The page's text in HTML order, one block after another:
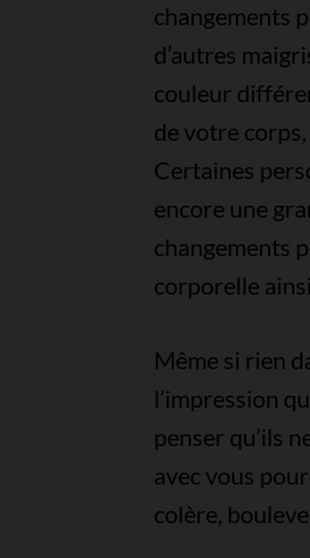
changements
d’autres
couleur
de votre
Certaines
encore une
changements
corporelle
Même si rien
l’impression
penser qu’ils
avec vous
colère,